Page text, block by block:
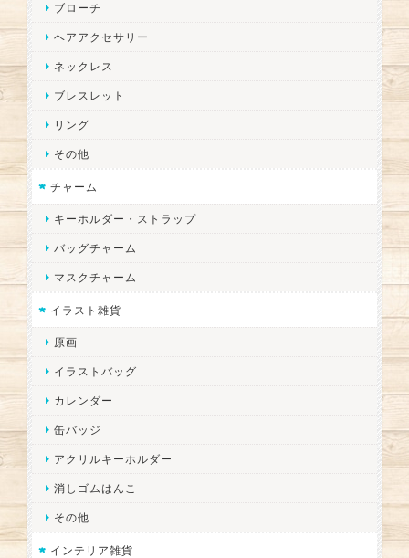
ブローチ
ヘアアクセサリー
ネックレス
ブレスレット
リング
その他
チャーム
キーホルダー・ストラップ
バッグチャーム
マスクチャーム
イラスト雑貨
原画
イラストバッグ
カレンダー
缶バッジ
アクリルキーホルダー
消しゴムはんこ
その他
インテリア雑貨